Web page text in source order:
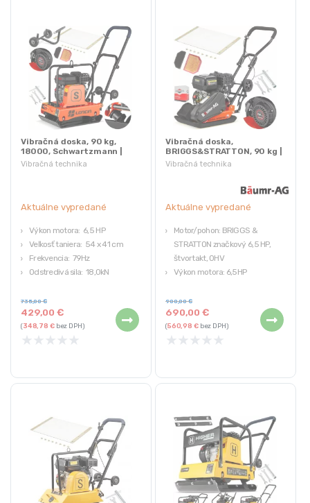
Vibračná technika
Vibračná doska, 90 kg,
18000, Schwartzmann |
SCH-ZG90T
Aktuálne vypredané
Výkon motora: 6,5 HP
Veľkosť taniera: 54 x 41 cm
Frekvencia: 79Hz
Odstredivá sila: 18,0kN
429,00€
735,00€
(348,78 €bez DPH)
★ ★ ★ ★ ★
Vibračná technika
Vibračná doska,
BRIGGS&STRATTON, 90 kg |
BAUMR-AG
Aktuálne vypredané
Motor/pohon: BRIGGS &
STRATTON značkový 6,5 HP,
štvortakt, OHV
Výkon motora: 6,5HP
Objem palivovej nádrže: 3,7 L
Lisovacia sila: 2 600 kg
690,00€
900,00€
(560,98 €bez DPH)
★ ★ ★ ★ ★